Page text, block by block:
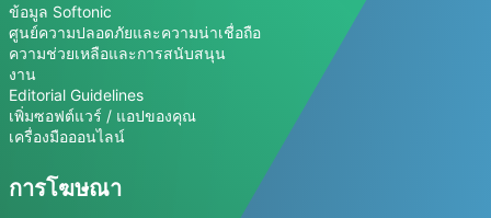
ข้อมูล Softonic
ศูนย์ความปลอดภัยและความน่าเชื่อถือ
ความช่วยเหลือและการสนับสนุน
งาน
Editorial Guidelines
เพิ่มซอฟต์แวร์ / แอปของคุณ
เครื่องมือออนไลน์
การโฆษณา